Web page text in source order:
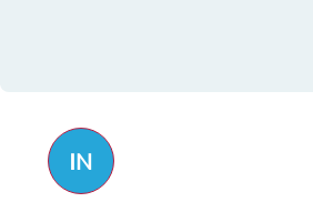
IN